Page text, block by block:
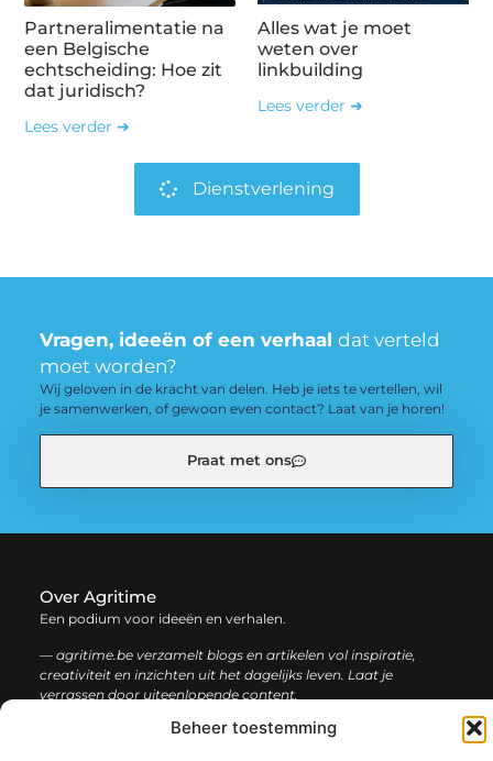
Beheer toestemming
Partneralimentatie na
een Belgische
echtscheiding: Hoe zit
dat juridisch?
Lees verder ➜
Alles wat je moet
weten over
linkbuilding
Lees verder ➜
Dienstverlening
Vragen, ideeën of een verhaal dat verteld
moet worden?
Wij geloven in de kracht van delen. Heb je iets te vertellen, wil
je samenwerken, of gewoon even contact? Laat van je horen!
Praat met ons
Over Agritime
Een podium voor ideeën en verhalen.
— agritime.be verzamelt blogs en artikelen vol inspiratie,
creativiteit en inzichten uit het dagelijks leven. Laat je
verrassen door uiteenlopende content.